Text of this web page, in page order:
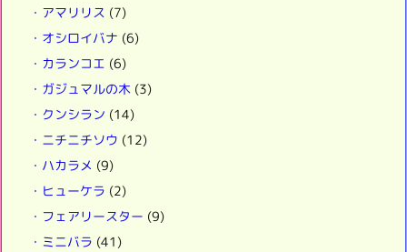
・アマリリス (7)
・オシロイバナ (6)
・カランコエ (6)
・ガジュマルの木 (3)
・クンシラン (14)
・ニチニチソウ (12)
・ハカラメ (9)
・ヒューケラ (2)
・フェアリースター (9)
・ミニバラ (41)